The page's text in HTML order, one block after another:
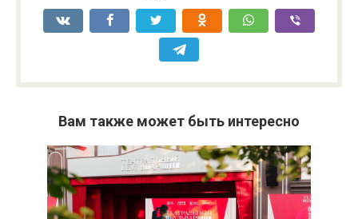
Вам также может быть интересно